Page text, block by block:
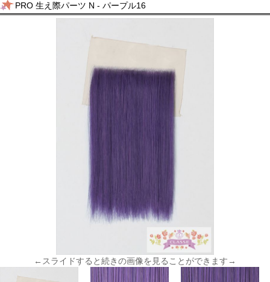
PRO 生え際パーツ N - パープル16
←スライドすると続きの画像を見ることができます→